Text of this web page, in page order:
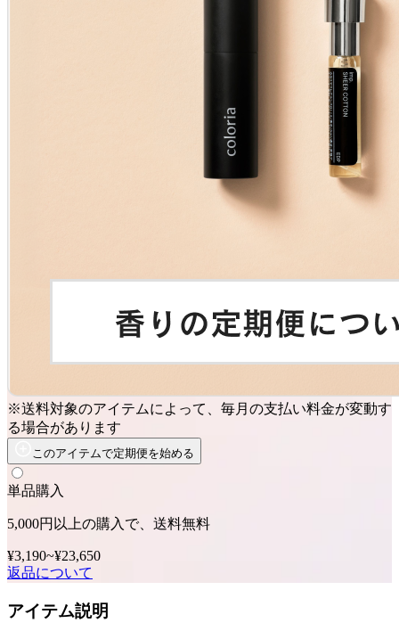
※送料対象のアイテムによって、毎月の支払い料金が変動す
る場合があります
このアイテムで定期便を始める
単品購入
5,000円以上の購入で、送料無料
¥3,190~¥23,650
返品について
アイテム説明